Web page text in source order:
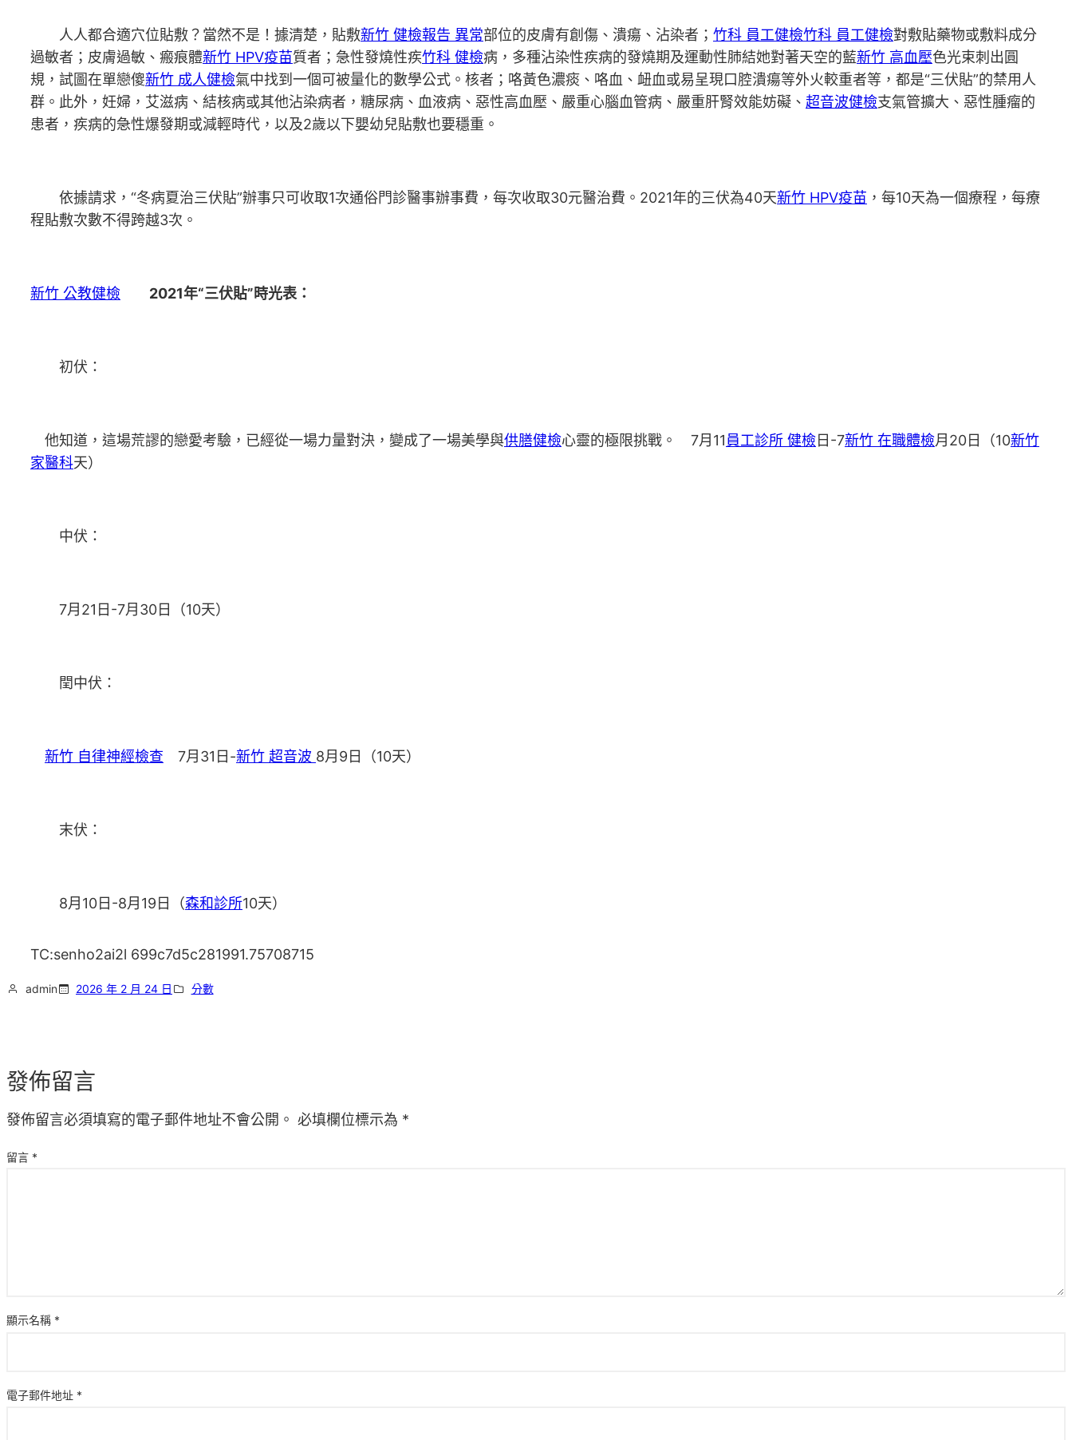
人人都合適穴位貼敷？當然不是！據清楚，貼敷新竹 健檢報告 異常部位的皮膚有創傷、潰瘍、沾染者； 竹科 員工健檢竹科 員工健檢對敷貼藥物或敷料成分
過敏者；皮膚過敏、瘢痕體新竹 HPV疫苗質者；急性發燒性疾竹科 健檢病，多種沾染性疾病的發燒期及運動性肺結她對著天空的藍新竹 高血壓色光束刺出圓
規，試圖在單戀傻新竹 成人健檢氣中找到一個可被量化的數學公式。核者；咯黃色濃痰、咯血、衄血或易呈現口腔潰瘍等外火較重者等，都是“三伏貼”的禁用人
群。此外，妊婦，艾滋病、結核病或其他沾染病者，糖尿病、血液病、惡性高血壓、嚴重心腦血管病、嚴重肝腎效能妨礙、 超音波健檢支氣管擴大、惡性腫瘤的
患者，疾病的急性爆發期或減輕時代，以及2歲以下嬰幼兒貼敷也要穩重。
依據請求，“冬病夏治三伏貼”辦事只可收取1次通俗門診醫事辦事費，每次收取30元醫治費。2021年的三伏為40天新竹 HPV疫苗 ，每10天為一個療程，每療
程貼敷次數不得跨越3次。
新竹 公教健檢 2021年“三伏貼”時光表：
初伏：
他知道，這場荒謬的戀愛考驗，已經從一場力量對決，變成了一場美學與供膳健檢心靈的極限挑戰。 7月11員工診所 健檢日-7新竹 在職體檢月20日（10新竹
家醫科天）
中伏：
7月21日-7月30日（10天）
閏中伏：
新竹 自律神經檢查 7月31日-新竹 超音波 8月9日（10天）
末伏：
8月10日-8月19日（森和診所10天）
TC:senho2ai2l 699c7d5c281991.75708715
admin 2026 年 2 月 24 日 分數
發佈留言
發佈留言必須填寫的電子郵件地址不會公開。 必填欄位標示為 *
留言 *
顯示名稱 *
電子郵件地址 *